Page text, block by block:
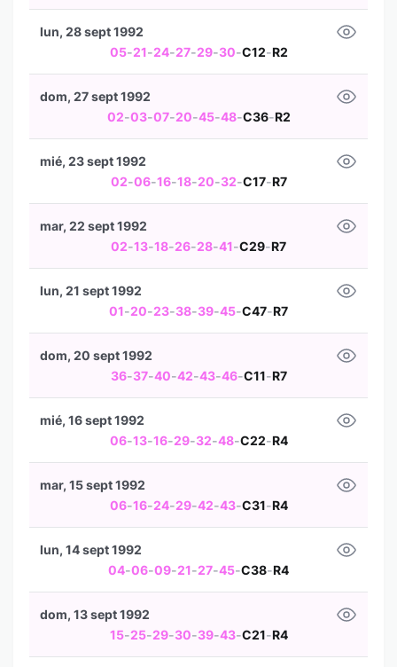
05-21-24-27-29-30-C12-R2
lun, 28 sept 1992
02-03-07-20-45-48-C36-R2
dom, 27 sept 1992
02-06-16-18-20-32-C17-R7
mié, 23 sept 1992
02-13-18-26-28-41-C29-R7
mar, 22 sept 1992
01-20-23-38-39-45-C47-R7
lun, 21 sept 1992
36-37-40-42-43-46-C11-R7
dom, 20 sept 1992
06-13-16-29-32-48-C22-R4
mié, 16 sept 1992
06-16-24-29-42-43-C31-R4
mar, 15 sept 1992
04-06-09-21-27-45-C38-R4
lun, 14 sept 1992
15-25-29-30-39-43-C21-R4
dom, 13 sept 1992